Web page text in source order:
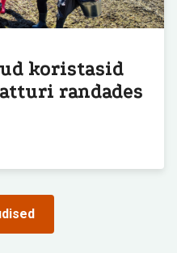
koristasid
randades